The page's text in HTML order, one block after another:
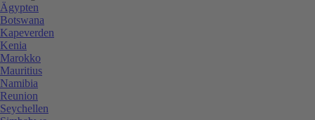
Ägypten
Botswana
Kapeverden
Kenia
Marokko
Mauritius
Namibia
Reunion
Seychellen